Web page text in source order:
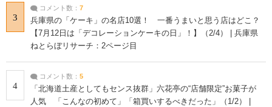
3
コメント数： 7
兵庫県の「ケーキ」の名店10選！ 一番うまいと思う店はどこ？
【7月12日は「デコレーションケーキの日」！】（2/4） | 兵庫県
ねとらぼリサーチ：2ページ目
4
コメント数： 5
「北海道土産としてもセンス抜群」六花亭の“店舗限定”お菓子が
人気 「こんなの初めて」「箱買いするべきだった」（1/2） |